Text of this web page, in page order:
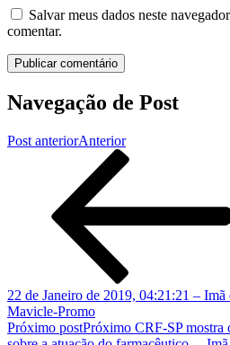
Salvar meus dados neste
comentar.
Navegação de Post
Post anteriorAnterior
22 de Janeiro de 2019, 04:21:21 – Imã
Mavicle-Promo
Próximo postPróximo CRF-SP mostra